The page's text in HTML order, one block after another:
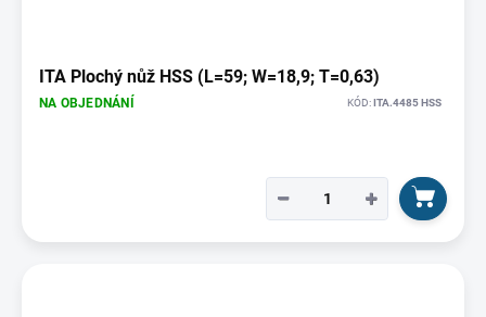
ITA Plochý nůž HSS (L=59; W=18,9; T=0,63)
NA OBJEDNÁNÍ KÓD:ITA.4485 HSS
+
−